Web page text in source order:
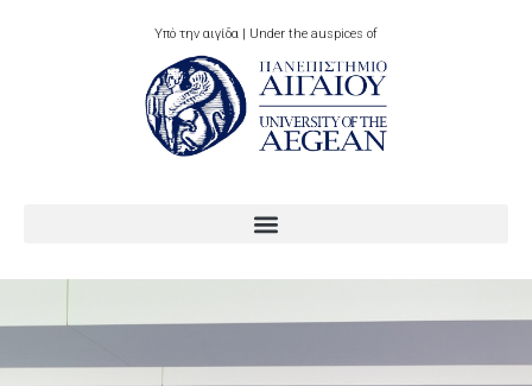
Υπό την αιγίδα | Under the auspices of